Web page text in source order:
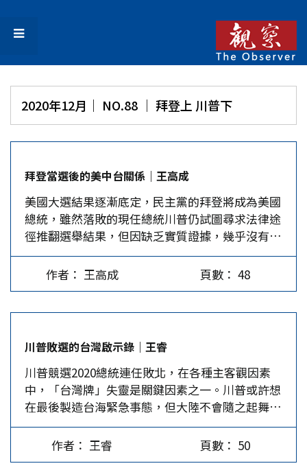
2020年12月｜ NO.88 │ 拜登上 川普下
拜登當選後的美中台關係｜王高成
美國大選結果逐漸底定，民主黨的拜登將成為美國
總統，雖然落敗的現任總統川普仍試圖尋求法律途
徑推翻選舉結果，但因缺乏實質證據，幾乎沒有成
功的可能性，美國將進入拜登主政的時代，也將影
響未來美中台關係的發展。 川普任內美中關係惡
化 美中台關係在過去四年川普任內產生極大的變
交、文化到意識形態均掀起對立，意圖遏制中國崛
起，確保美國的全球領導地位。影響之下，美中關
係呈現持續惡化的趨勢，尤其是在新冠肺炎疫情爆
發後，川普為了個人競選連任，刻意將疫情責任甩
鍋給中國，並加大對中國的批評與遏制，讓兩國關
係雪上加霜。 在美台關係部分，川普為了遏制中
國，在印太地區推動「自由開放的印太戰略」，刻
意拉攏台灣。美國國會也扮演推波助瀾的角色，通
作者： 王高成 頁數： 48
川普敗選的台灣啟示錄｜王睿
川普競選2020總統連任敗北，在各種主客觀因素
中，「台灣牌」失靈是關鍵因素之一。川普或許想
在最後製造台海緊急事態，但大陸不會隨之起舞。
美台勾連敗於新冠病毒 今年1月中國大陸境內爆發
新冠疫情，在貿易戰和科技戰效果有限的狀態下，
川普原暗爽「天佑美國」！同時，台北在防疫反中
作者： 王睿 頁數： 50